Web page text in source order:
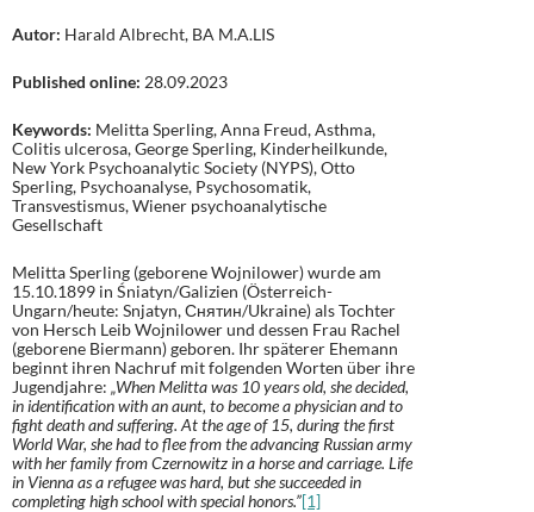
Autor: Harald Albrecht, BA M.A.LIS
Published online: 28.09.2023
Keywords: Melitta Sperling, Anna Freud, Asthma,
Colitis ulcerosa, George Sperling, Kinderheilkunde,
New York Psychoanalytic Society (NYPS), Otto
Sperling, Psychoanalyse, Psychosomatik,
Transvestismus, Wiener psychoanalytische
Gesellschaft
Melitta Sperling (geborene Wojnilower) wurde am
15.10.1899 in Śniatyn/Galizien (Österreich-
Ungarn/heute: Snjatyn, Снятин/Ukraine) als Tochter
von Hersch Leib Wojnilower und dessen Frau Rachel
(geborene Biermann) geboren. Ihr späterer Ehemann
beginnt ihren Nachruf mit folgenden Worten über ihre
Jugendjahre: „When Melitta was 10 years old, she decided,
in identification with an aunt, to become a physician and to
fight death and suffering. At the age of 15, during the first
World War, she had to flee from the advancing Russian army
with her family from Czernowitz in a horse and carriage. Life
in Vienna as a refugee was hard, but she succeeded in
completing high school with special honors.”[1]